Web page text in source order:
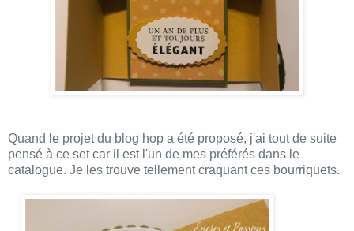
Quand le projet du blog hop a été proposé, j'ai tout de suite
pensé à ce set car il est l'un de mes préférés dans le
catalogue. Je les trouve tellement craquant ces bourriquets.